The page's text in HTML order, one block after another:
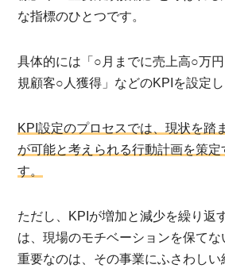
な指標のひとつです。
具体的には「○月までに売上高○万
規顧客○人獲得」などのKPIを設定し
KPI設定のプロセスでは、現状を踏
が可能と考えられる行動計画を策
す。
ただし、KPIが増加と減少を繰り返
は、現場のモチベーションを保てな
重要なのは、その事業にふさわし